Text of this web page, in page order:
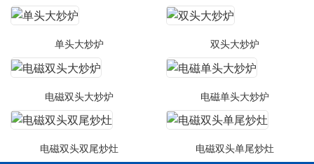
单头大炒炉 双头大炒炉
电磁双头大炒炉 电磁单头大炒炉
电磁双头双尾炒灶 电磁双头单尾炒灶